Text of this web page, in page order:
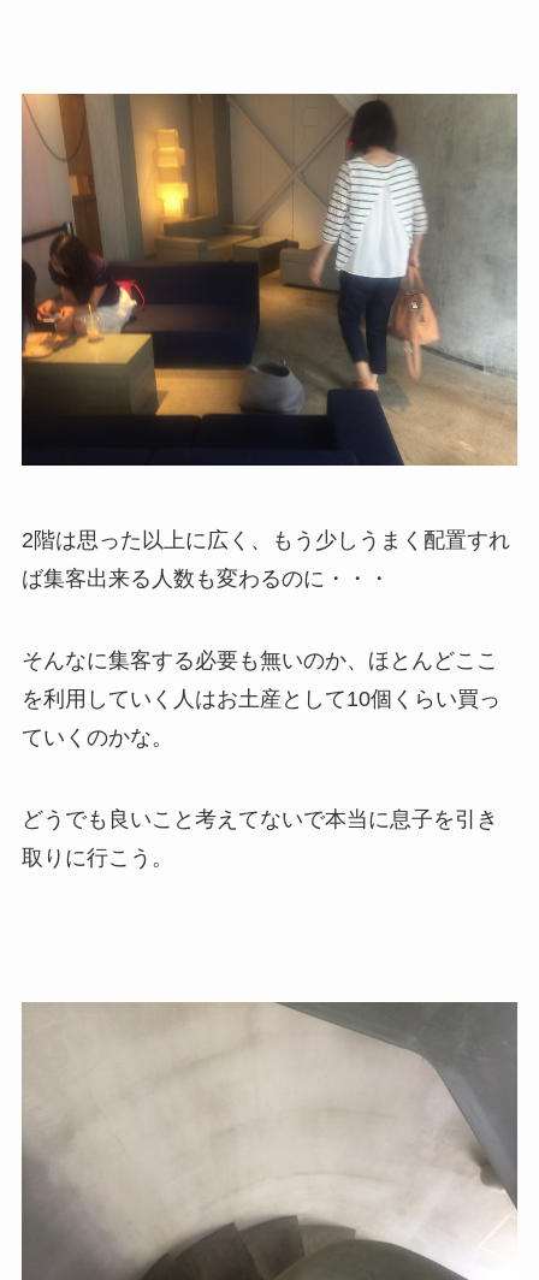
2階は思った以上に広く、もう少しうまく配置すれ
ば集客出来る人数も変わるのに・・・
そんなに集客する必要も無いのか、ほとんどここ
を利用していく人はお土産として10個くらい買っ
ていくのかな。
どうでも良いこと考えてないで本当に息子を引き
取りに行こう。